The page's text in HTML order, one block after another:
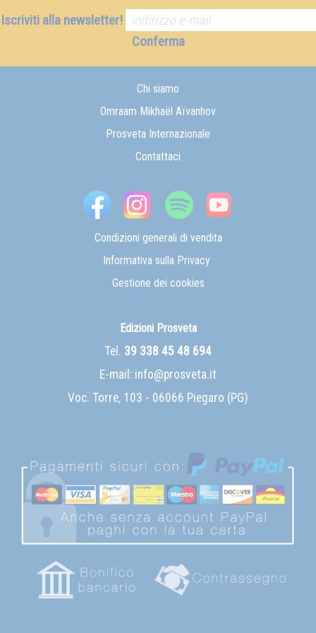
Iscriviti alla newsletter!
Conferma
Chi siamo
Omraam Mikhaël Aïvanhov
Prosveta Internazionale
Contattaci
Condizioni generali di vendita
Informativa sulla Privacy
Gestione dei cookies
Edizioni Prosveta
Tel. 39 338 45 48 694
E-mail: info@prosveta.it
Voc. Torre, 103 - 06066 Piegaro (PG)